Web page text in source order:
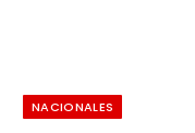
NACIONALES